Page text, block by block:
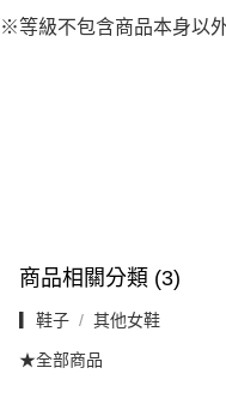
※等級不包含商品本身以
商品相關分類 (3)
▎鞋子 其他女鞋
★全部商品